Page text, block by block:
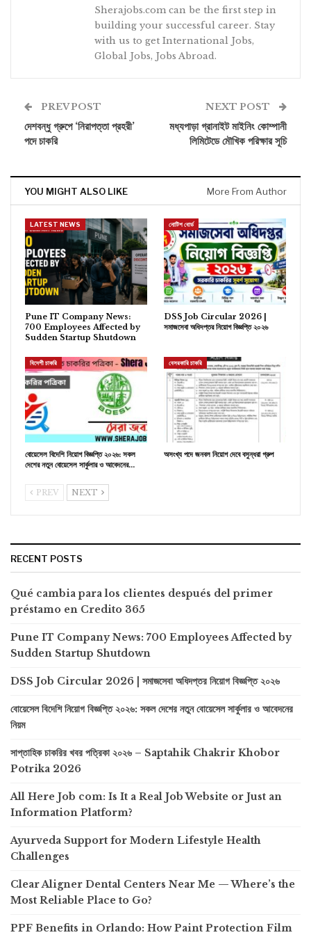
Sherajobs.com can be the first step in
building your successful career. Stay
with us to get International Jobs,
Global Jobs, Jobs Abroad.
PREV POST
দেশবন্ধু গ্রুপে ‘নিরাপত্তা প্রহরী’
পদে চাকরি
NEXT POST
মধ্যপাড়া গ্রানাইট মাইনিং কোম্পানী
লিমিটেডে মৌখিক পরিক্ষার সূচি
YOU MIGHT ALSO LIKE More From Author
LATEST NEWS
Pune IT Company News:
700 Employees Affected by
Sudden Startup Shutdown
নোটিশ বোর্ড
DSS Job Circular 2026 |
সমাজসেবা অধিদপ্তর নিয়োগ বিজ্ঞপ্তি ২০২৬
বিদেশী চাকরি
বোয়েসেল বিদেশি নিয়োগ বিজ্ঞপ্তি ২০২৬: সকল
দেশের নতুন বোয়েসেল সার্কুলার ও আবেদনের…
বেসরকারি চাকরি
অসংখ্য পদে জনবল নিয়োগ দেবে বসুন্ধরা গ্রুপ
PREV NEXT
RECENT POSTS
Qué cambia para los clientes después del primer
préstamo en Credito 365
Pune IT Company News: 700 Employees Affected by
Sudden Startup Shutdown
DSS Job Circular 2026 | সমাজসেবা অধিদপ্তর নিয়োগ বিজ্ঞপ্তি ২০২৬
বোয়েসেল বিদেশি নিয়োগ বিজ্ঞপ্তি ২০২৬: সকল দেশের নতুন বোয়েসেল সার্কুলার ও আবেদনের
নিয়ম
সাপ্তাহিক চাকরির খবর পত্রিকা ২০২৬ – Saptahik Chakrir Khobor
Potrika 2026
All Here Job com: Is It a Real Job Website or Just an
Information Platform?
Ayurveda Support for Modern Lifestyle Health
Challenges
Clear Aligner Dental Centers Near Me — Where’s the
Most Reliable Place to Go?
PPF Benefits in Orlando: How Paint Protection Film